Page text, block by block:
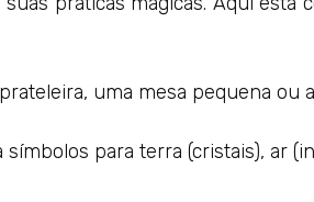
uma mesa pequena ou
símbolos para terra (cristais), ar